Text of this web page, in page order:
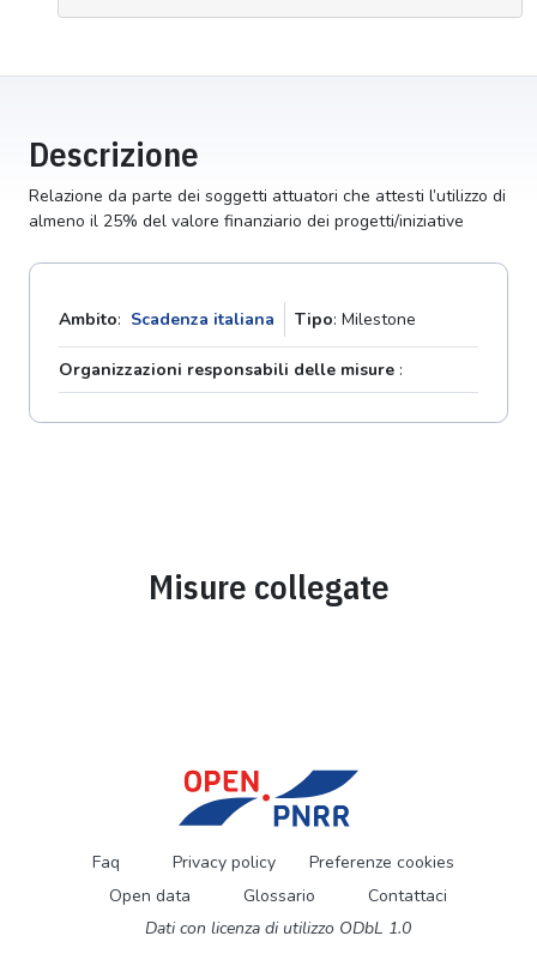
Descrizione
Relazione da parte dei soggetti attuatori che attesti l’utilizzo di
almeno il 25% del valore finanziario dei progetti/iniziative
Ambito: Scadenza italiana Tipo: Milestone
Organizzazioni responsabili delle misure :
Misure collegate
Faq Privacy policy
Preferenze cookies
Open data
Glossario
Contattaci
Dati con licenza di utilizzo ODbL 1.0